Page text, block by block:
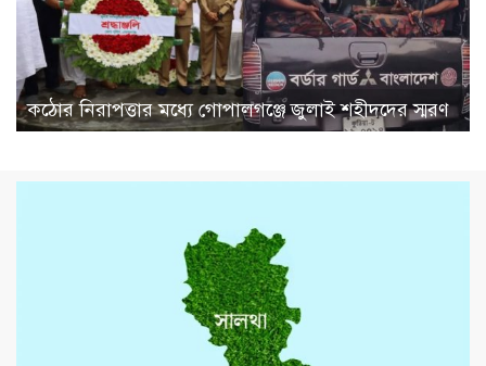
কঠোর নিরাপত্তার মধ্যে গোপালগঞ্জে জুলাই শহীদদের স্মরণ